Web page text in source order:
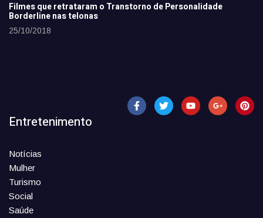
Filmes que retrataram o Transtorno de Personalidade
Borderline nas telonas
25/10/2018
Entretenimento
Notícias
Mulher
Turismo
Social
Saúde